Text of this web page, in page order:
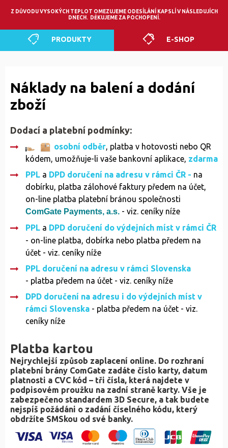
Z DŮVODU VYSOKÝCH TEPLOT OMEZUJEME ODESÍLÁNÍ KAPSLÍ V NÁSLEDUJÍCH
DNECH. DĚKUJEME ZA POCHOPENÍ.
0
PRODUKTY E-SHOP
Náklady na balení a dodání
zboží
Dodací a platební podmínky:
osobní odběr, platba v hotovosti nebo QR
kódem, umožňuje-li vaše bankovní aplikace, zdarma
PPL a DPD doručení na adresu v rámci ČR - na
dobírku, platba zálohové faktury předem na účet,
on-line platba platební bránou společnosti
ComGate Payments, a.s. - viz. ceníky níže
PPL a DPD doručení do výdejních míst v rámci ČR
- on-line platba, dobírka nebo platba předem na
účet - viz. ceníky níže
PPL doručení na adresu v rámci Slovenska
- platba předem na účet - viz. ceníky níže
DPD doručení na adresu i do výdejních míst v
rámci Slovenska - platba předem na účet - viz.
ceníky níže
Platba kartou
Nejrychlejší způsob zaplacení online. Do rozhraní
platební brány ComGate zadáte číslo karty, datum
platnosti a CVC kód – tři čísla, která najdete v
podpisovém proužku na zadní straně karty. Vše je
zabezpečeno standardem 3D Secure, a tak budete
nejspíš požádáni o zadání číselného kódu, který
obdržíte SMSkou od své banky.